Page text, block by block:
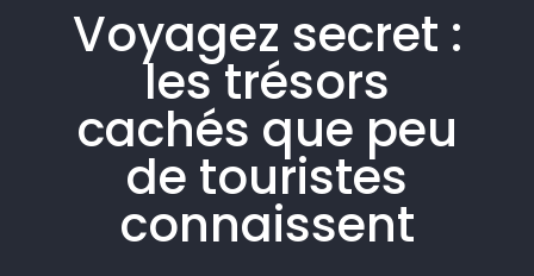
Voyagez secret :
les trésors
cachés que peu
de touristes
connaissent